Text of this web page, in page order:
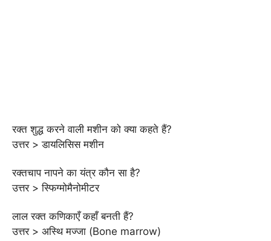
रक्त शुद्ध करने वाली मशीन को क्या कहते हैं?
उत्तर > डायलिसिस मशीन
रक्तचाप नापने का यंत्र कौन सा है?
उत्तर > स्फिग्मोमैनोमीटर
लाल रक्त कणिकाएँ कहाँ बनती हैं?
उत्तर > अस्थि मज्जा (Bone marrow)